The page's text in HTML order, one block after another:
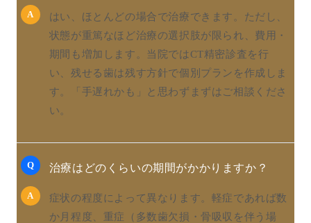
A
はい、ほとんどの場合で治療できます。ただし、
状態が重篤なほど治療の選択肢が限られ、費用・
期間も増加します。当院ではCT精密診査を行
い、残せる歯は残す方針で個別プランを作成しま
す。「手遅れかも」と思わずまずはご相談くださ
い。
Q 治療はどのくらいの期間がかかりますか？
A
症状の程度によって異なります。軽症であれば数
か月程度、重症（多数歯欠損・骨吸収を伴う場